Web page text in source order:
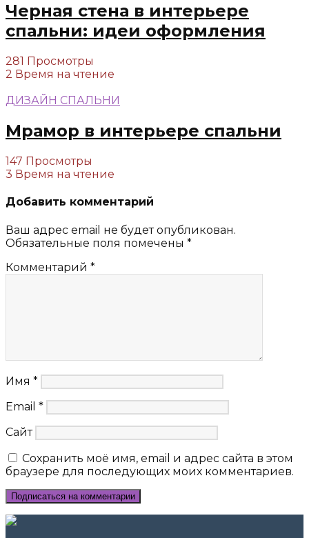
Черная стена в интерьере
спальни: идеи оформления
281 Просмотры
2 Время на чтение
ДИЗАЙН СПАЛЬНИ
Мрамор в интерьере спальни
147 Просмотры
3 Время на чтение
Добавить комментарий
Ваш адрес email не будет опубликован.
Обязательные поля помечены *
Комментарий *
Имя *
Email *
Сайт
Сохранить моё имя, email и адрес сайта в этом
браузере для последующих моих комментариев.